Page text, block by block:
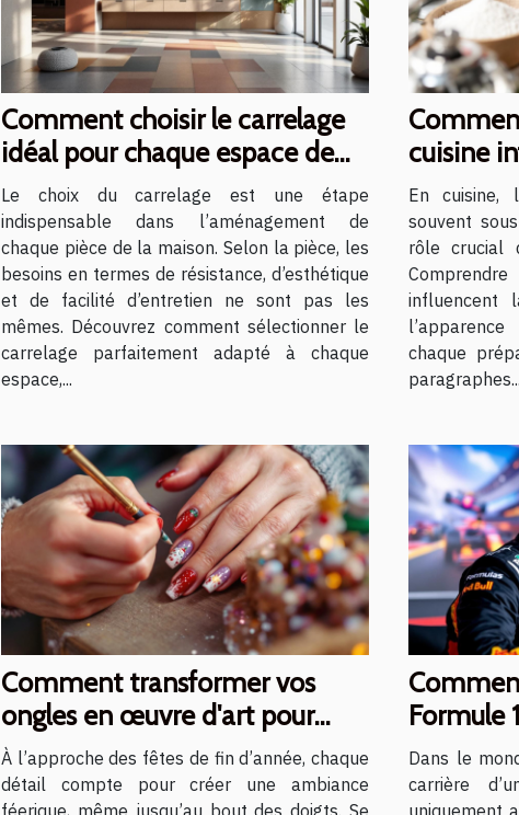
Comment choisir le carrelage
idéal pour chaque espace de
votre maison ?
Le choix du carrelage est une étape
indispensable dans l’aménagement de
chaque pièce de la maison. Selon la pièce, les
besoins en termes de résistance, d’esthétique
et de facilité d’entretien ne sont pas les
mêmes. Découvrez comment sélectionner le
carrelage parfaitement adapté à chaque
espace,...
cuisine
des
En cuisine,
souvent
rôle crucial
influencent
chaque
paragraphes...
Comment transformer vos
ongles en œuvre d'art pour
Noël ?
À l’approche des fêtes de fin d’année, chaque
détail compte pour créer une ambiance
féerique, même jusqu’au bout des doigts. Se
Formule
carrières
Dans le
carrière
uniquement